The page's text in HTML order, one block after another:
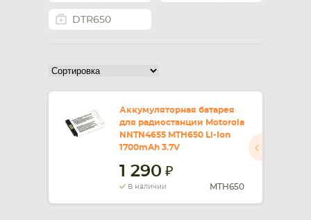
СМАРТФОНА КОМПЛЕКТУЮЩИЕ
DTR650
Аккумуляторная батарея
для радиостанции Motorola
NNTN4655 MTH650 Li-Ion
1700mAh 3.7V
1 290
В наличии MTH650